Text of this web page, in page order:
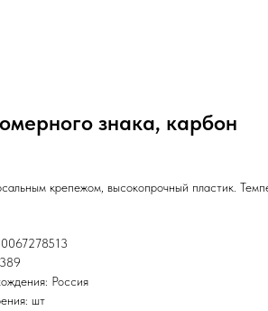
знака, карбон
крепежом, высокопрочный пластик.
Россия
шт